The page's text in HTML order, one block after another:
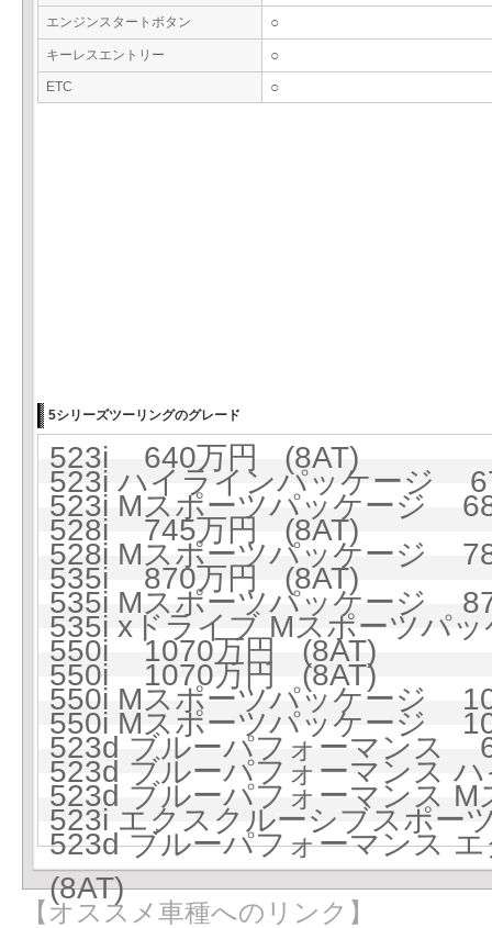
エンジンスタートボタン ○
キーレスエントリー ○
ETC ○
5シリーズツーリングのグレード
523i 640万円 (8AT)
523i ハイラインパッケージ
523i Mスポーツパッケージ
528i 745万円 (8AT)
528i Mスポーツパッケージ
535i 870万円 (8AT)
535i Mスポーツパッケージ
535i xドライブ Mスポーツパ
550i 1070万円 (8AT)
550i 1070万円 (8AT)
550i Mスポーツパッケージ
550i Mスポーツパッケージ
523d ブルーパフォーマンス
523d ブルーパフォーマンス
523d ブルーパフォーマンス
523i エクスクルーシブスポ
523d ブルーパフォーマンス
(8AT)
【オススメ車種へのリンク】